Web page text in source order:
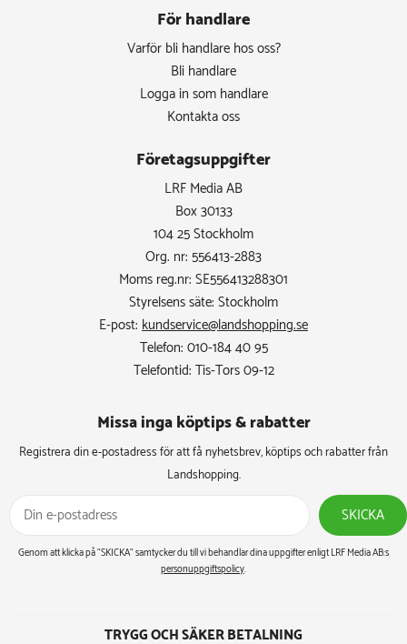
För handlare
Varför bli handlare hos oss?
Bli handlare
Logga in som handlare
Kontakta oss
Företagsuppgifter
LRF Media AB
Box 30133
104 25 Stockholm
Org. nr: 556413-2883
Moms reg.nr: SE556413288301
Styrelsens säte: Stockholm
E-post: kundservice@landshopping.se
Telefon: 010-184 40 95
Telefontid: Tis-Tors 09-12
Missa inga köptips & rabatter​
Registrera din e-postadress för att få nyhetsbrev, köptips och rabatter från
Landshopping.
SKICKA
Genom att klicka på ”SKICKA” samtycker du till vi behandlar dina uppgifter enligt LRF Media AB:s
personuppgiftspolicy.
TRYGG OCH SÄKER BETALNING